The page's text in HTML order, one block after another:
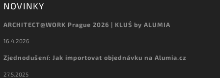
NOVINKY
ARCHITECT@WORK Prague 2026 | KLUŚ by ALUMIA
16.4.2026
Zjednodušení: Jak importovat objednávku na Alumia.cz
27.5.2025